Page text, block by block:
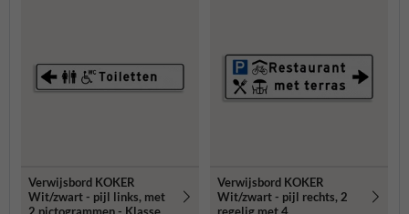
Verwijsbord KOKER
Wit/zwart - pijl links, met
Verwijsbord KOKER
Wit/zwart - pijl rechts, 2